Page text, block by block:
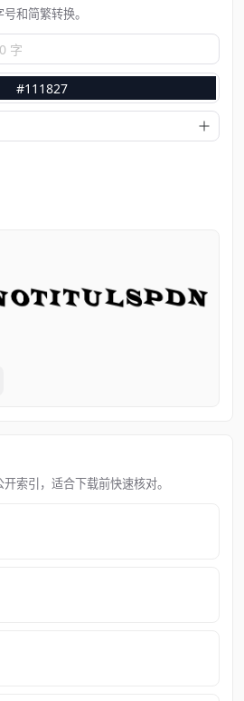
和简繁转换。
字
#111827
索引，适合下载前快速核对。